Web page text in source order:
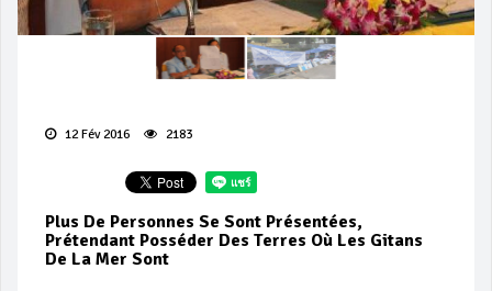
12 Fév 2016 2183
Plus De Personnes Se Sont Présentées,
Prétendant Posséder Des Terres Où Les Gitans
De La Mer Sont